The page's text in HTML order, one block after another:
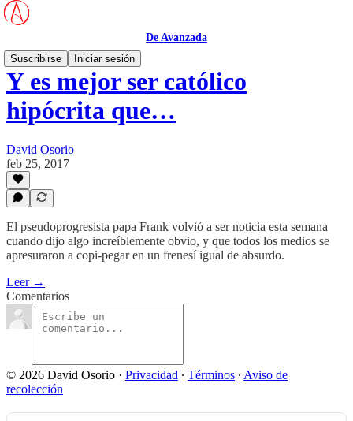
De Avanzada
Suscribirse
Iniciar sesión
Y es mejor ser católico
hipócrita que…
David Osorio
feb 25, 2017
El pseudoprogresista papa Frank volvió a ser noticia esta semana
cuando dijo algo increíblemente obvio, y que todos los medios se
apresuraron a copi-pegar en un frenesí igual de absurdo.
Leer →
Comentarios
© 2026 David Osorio · Privacidad ∙ Términos ∙ Aviso de
recolección